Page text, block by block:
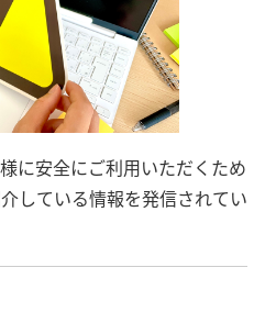
に安全にご利用いただくため
している情報を発信されてい